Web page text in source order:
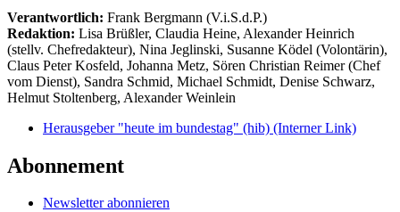
Verantwortlich: Frank Bergmann (V.i.S.d.P.)
Redaktion: Lisa Brüßler, Claudia Heine, Alexander Heinrich
(stellv. Chefredakteur), Nina Jeglinski, Susanne Ködel (Volontärin),
Claus Peter Kosfeld, Johanna Metz, Sören Christian Reimer (Chef
vom Dienst), Sandra Schmid, Michael Schmidt, Denise Schwarz,
Helmut Stoltenberg, Alexander Weinlein
Herausgeber "heute im bundestag" (hib) (Interner Link)
Abonnement
Newsletter abonnieren